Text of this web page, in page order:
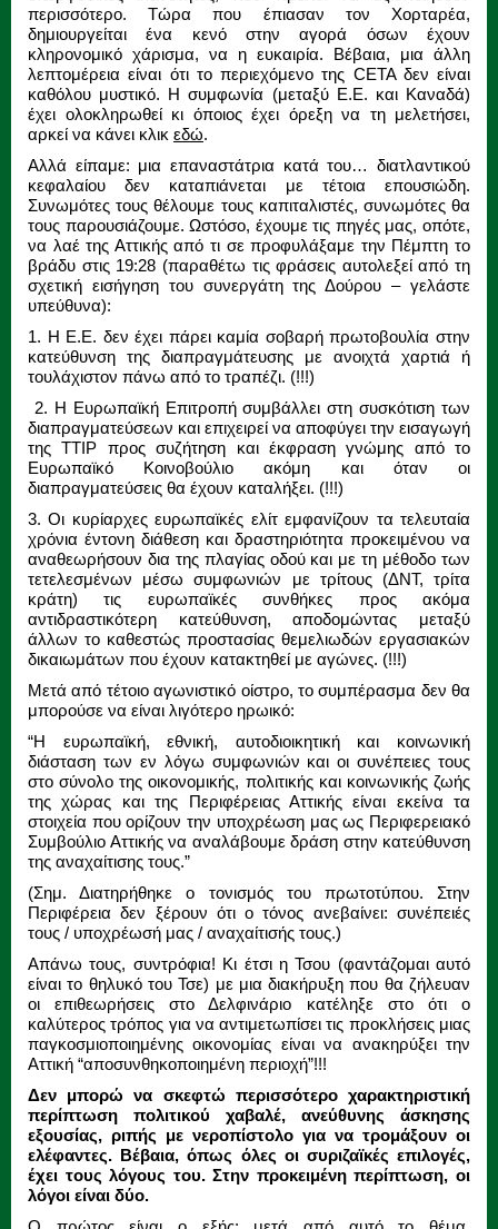
περισσότερο. Τώρα που έπιασαν τον Χορταρέα,
δημιουργείται ένα κενό στην αγορά όσων έχουν
κληρονομικό χάρισμα, να η ευκαιρία. Βέβαια, μια άλλη
λεπτομέρεια είναι ότι το περιεχόμενο της CETA δεν είναι
καθόλου μυστικό. Η συμφωνία (μεταξύ Ε.Ε. και Καναδά)
έχει ολοκληρωθεί κι όποιος έχει όρεξη να τη μελετήσει,
αρκεί να κάνει κλικ εδώ.
Αλλά είπαμε: μια επαναστάτρια κατά του… διατλαντικού
κεφαλαίου δεν καταπιάνεται με τέτοια επουσιώδη.
Συνωμότες τους θέλουμε τους καπιταλιστές, συνωμότες θα
τους παρουσιάζουμε. Ωστόσο, έχουμε τις πηγές μας, οπότε,
να λαέ της Αττικής από τι σε προφυλάξαμε την Πέμπτη το
βράδυ στις 19:28 (παραθέτω τις φράσεις αυτολεξεί από τη
σχετική εισήγηση του συνεργάτη της Δούρου – γελάστε
υπεύθυνα):
1. Η Ε.Ε. δεν έχει πάρει καμία σοβαρή πρωτοβουλία στην
κατεύθυνση της διαπραγμάτευσης με ανοιχτά χαρτιά ή
τουλάχιστον πάνω από το τραπέζι. (!!!)
2. Η Ευρωπαϊκή Επιτροπή συμβάλλει στη συσκότιση των
διαπραγματεύσεων και επιχειρεί να αποφύγει την εισαγωγή
της TTIP προς συζήτηση και έκφραση γνώμης από το
Ευρωπαϊκό Κοινοβούλιο ακόμη και όταν οι
διαπραγματεύσεις θα έχουν καταλήξει. (!!!)
3. Οι κυρίαρχες ευρωπαϊκές ελίτ εμφανίζουν τα τελευταία
χρόνια έντονη διάθεση και δραστηριότητα προκειμένου να
αναθεωρήσουν δια της πλαγίας οδού και με τη μέθοδο των
τετελεσμένων μέσω συμφωνιών με τρίτους (ΔΝΤ, τρίτα
κράτη) τις ευρωπαϊκές συνθήκες προς ακόμα
αντιδραστικότερη κατεύθυνση, αποδομώντας μεταξύ
άλλων το καθεστώς προστασίας θεμελιωδών εργασιακών
δικαιωμάτων που έχουν κατακτηθεί με αγώνες. (!!!)
Μετά από τέτοιο αγωνιστικό οίστρο, το συμπέρασμα δεν θα
μπορούσε να είναι λιγότερο ηρωικό:
“Η ευρωπαϊκή, εθνική, αυτοδιοικητική και κοινωνική
διάσταση των εν λόγω συμφωνιών και οι συνέπειες τους
στο σύνολο της οικονομικής, πολιτικής και κοινωνικής ζωής
της χώρας και της Περιφέρειας Αττικής είναι εκείνα τα
στοιχεία που ορίζουν την υποχρέωση μας ως Περιφερειακό
Συμβούλιο Αττικής να αναλάβουμε δράση στην κατεύθυνση
της αναχαίτισης τους.”
(Σημ. Διατηρήθηκε ο τονισμός του πρωτοτύπου. Στην
Περιφέρεια δεν ξέρουν ότι ο τόνος ανεβαίνει: συνέπειές
τους / υποχρέωσή μας / αναχαίτισής τους.)
Απάνω τους, συντρόφια! Κι έτσι η Τσου (φαντάζομαι αυτό
είναι το θηλυκό του Τσε) με μια διακήρυξη που θα ζήλευαν
οι επιθεωρήσεις στο Δελφινάριο κατέληξε στο ότι ο
καλύτερος τρόπος για να αντιμετωπίσει τις προκλήσεις μιας
παγκοσμιοποιημένης οικονομίας είναι να ανακηρύξει την
Αττική “αποσυνθηκοποιημένη περιοχή”!!!
Δεν μπορώ να σκεφτώ περισσότερο χαρακτηριστική
περίπτωση πολιτικού χαβαλέ, ανεύθυνης άσκησης
εξουσίας, ριπής με νεροπίστολο για να τρομάξουν οι
ελέφαντες. Βέβαια, όπως όλες οι συριζαϊκές επιλογές,
έχει τους λόγους του. Στην προκειμένη περίπτωση, οι
λόγοι είναι δύο.